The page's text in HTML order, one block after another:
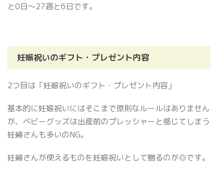
と0日〜27週と6日です。
妊娠祝いのギフト・プレゼント内容
2つ目は「妊娠祝いのギフト・プレゼント内容」
基本的に妊娠祝いにはそこまで原則なルールはありません
が、ベビーグッズは出産前のプレッシャーと感じてしまう
妊婦さんも多いのNG。
妊婦さんが使えるものを妊娠祝いとして贈るのが◎です。